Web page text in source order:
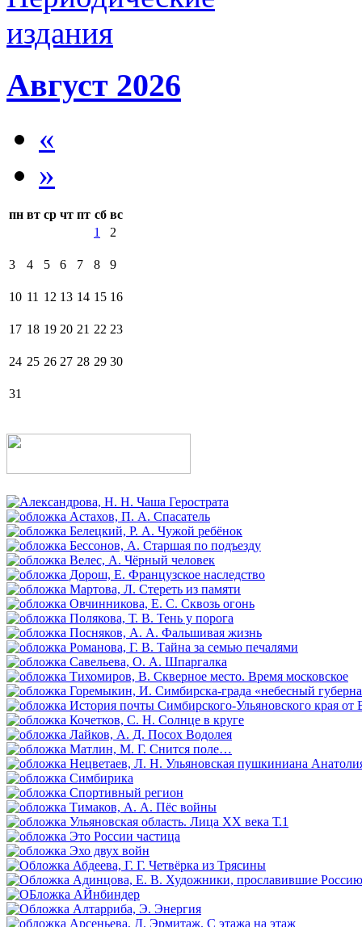
Август 2026
«
»
пн вт ср чт пт сб вс
1
2
3 4 5 6 7 8 9
10 11 12 13 14 15 16
17 18 19 20 21 22 23
24 25 26 27 28 29 30
31